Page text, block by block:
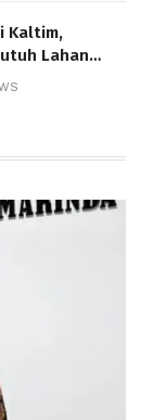
Kaltim,
Lahan